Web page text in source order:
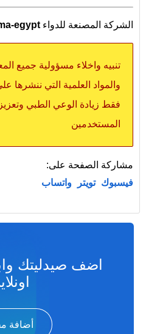
الشركة المصنعة للدواء egypt
تنبيه واخلاء مسؤولية جميع
والمواد العلمية التي ننشرها
فقط زيادة الوعي الطبي
المستخدمين
مشاركة الصفحة على:
فيسبوك تويتر واتساب
اضف صيدليتك
أضافة